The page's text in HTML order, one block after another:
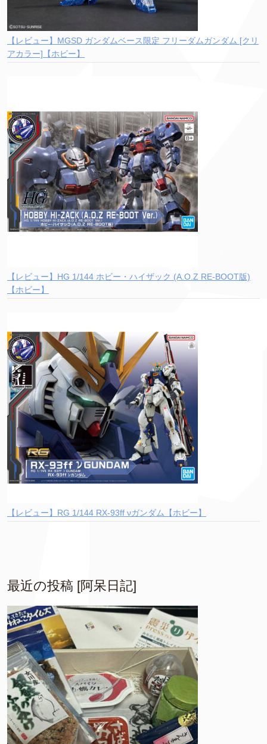
【レビュー】MGSD ガンダムベース限定 フリーダムガンダム [クリ
アカラー]【ホビー】
【レビュー】HG 1/144 ホビー・ハイザック (A.O.Z RE-BOOT版)
【ホビー】
【レビュー】RG 1/144 RX-93ff νガンダム【ホビー】
最近の投稿 [阿呆日記]